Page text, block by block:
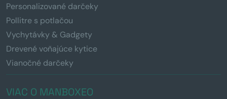
Personalizované darčeky
Pollitre s potlačou
Vychytávky & Gadgety
Drevené voňajúce kytice
Vianočné darčeky
VIAC O MANBOXEO